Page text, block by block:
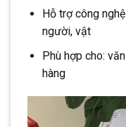
Hỗ trợ công
người, vật
Phù hợp cho:
hàng